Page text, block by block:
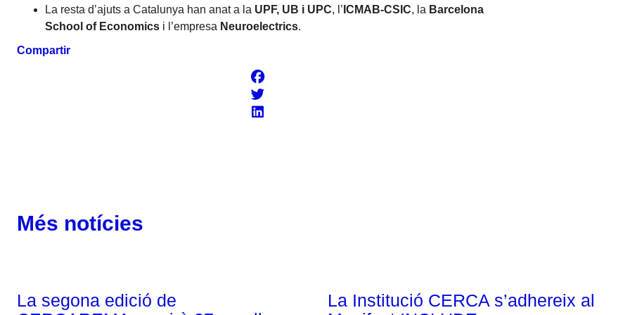
La resta d’ajuts a Catalunya han anat a la UPF, UB i UPC, l’ ICMAB-CSIC, la Barcelona
School of Economics i l’empresa Neuroelectrics.
Compartir
Més notícies
La segona edició de
La Institució CERCA s’adhereix al